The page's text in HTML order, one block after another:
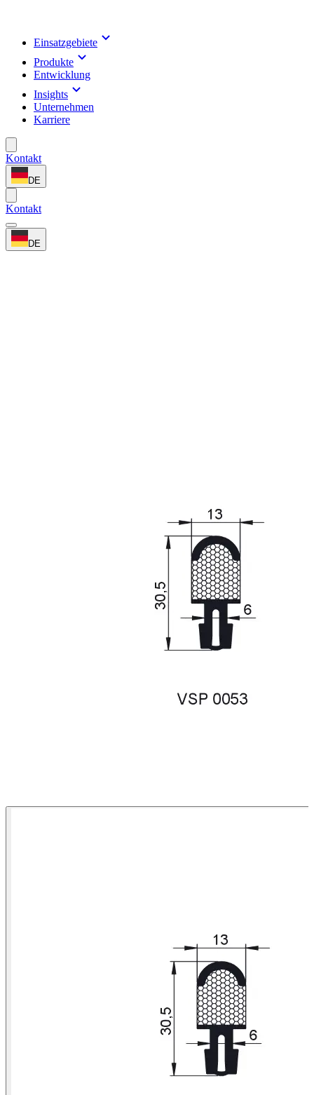
Einsatzgebiete
Produkte
Entwicklung
Insights
Unternehmen
Karriere
Kontakt
DE
Kontakt
DE